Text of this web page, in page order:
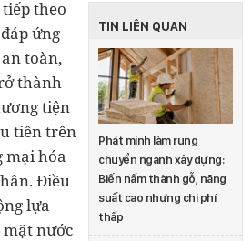
TIN LIÊN QUAN
Phát minh làm rung
chuyển ngành xây dựng:
Biến nấm thành gỗ, năng
suất cao nhưng chi phí
thấp
theo
ứng
toàn,
thành
tiện
tiên trên
mại hóa
Điều
lựa
nước